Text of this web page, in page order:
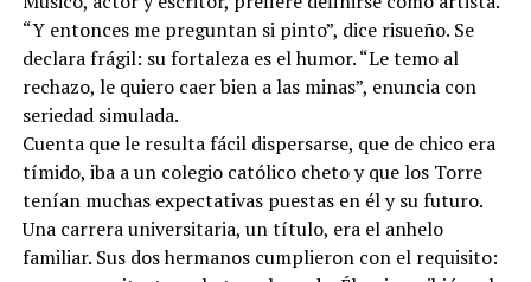
“Y entonces me preguntan si pinto”, dice risueño. Se
declara frágil: su fortaleza es el humor. “Le temo al
rechazo, le quiero caer bien a las minas”, enuncia con
seriedad simulada.
Cuenta que le resulta fácil dispersarse, que de chico era
tímido, iba a un colegio católico cheto y que los Torre
tenían muchas expectativas puestas en él y su futuro.
Una carrera universitaria, un título, era el anhelo
familiar. Sus dos hermanos cumplieron con el requisito: